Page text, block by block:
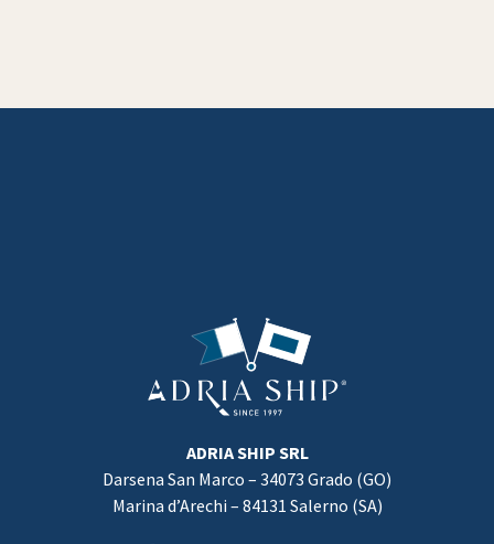
ADRIA SHIP SRL
Darsena San Marco – 34073 Grado (GO)
Marina d’Arechi – 84131 Salerno (SA)